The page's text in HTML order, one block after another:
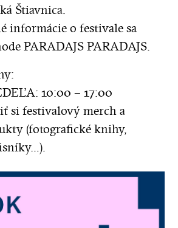
Štiavnica.
informácie o festivale sa
PARADAJS PARADAJS.
10:00 – 17:00
si festivalový merch a
(fotografické knihy,